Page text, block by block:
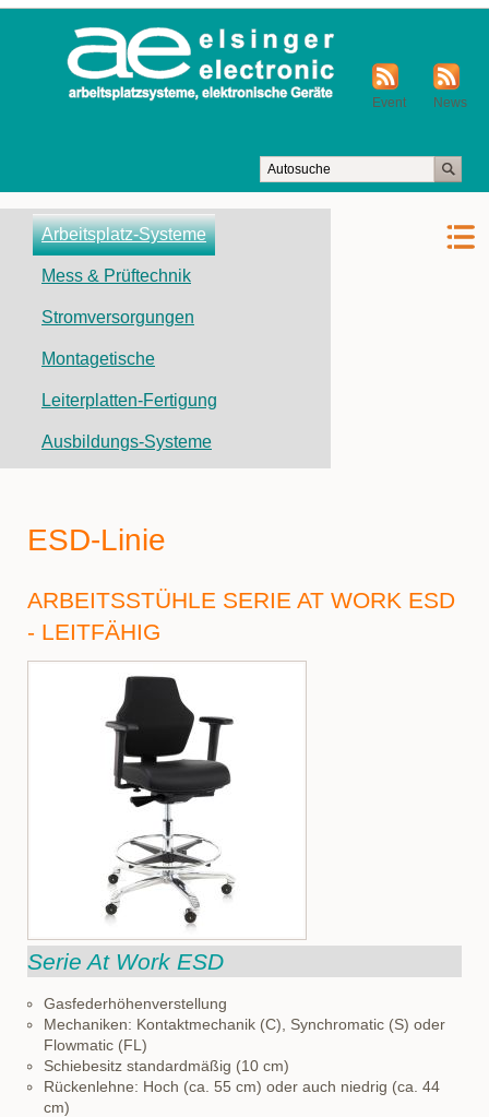
News
Event
Navigation
überspringen
Arbeitsplatz-Systeme
Mess & Prüftechnik
Stromversorgungen
Montagetische
Leiterplatten-Fertigung
Ausbildungs-Systeme
ESD-Linie
ARBEITSSTÜHLE SERIE AT WORK ESD
- LEITFÄHIG
Serie At Work ESD
Gasfederhöhenverstellung
Mechaniken: Kontaktmechanik (C), Synchromatic (S) oder
Flowmatic (FL)
Schiebesitz standardmäßig (10 cm)
Rückenlehne: Hoch (ca. 55 cm) oder auch niedrig (ca. 44
cm)